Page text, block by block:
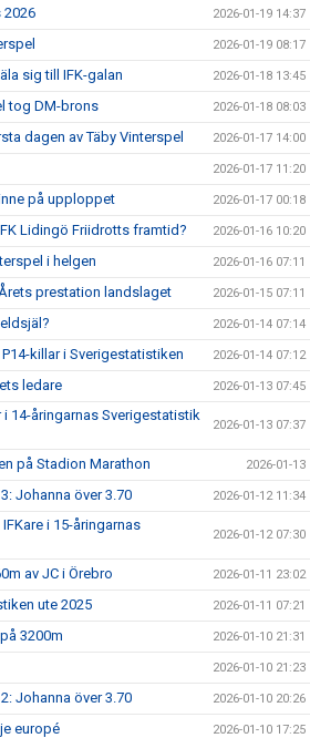
2026 2026-01-19 14:37
2026-01-19 08:17
sig till IFK-galan 2026-01-18 13:45
tog DM-brons 2026-01-18 08:03
dagen av Täby Vinterspel 2026-01-17 14:00
2026-01-17 11:20
på upploppet 2026-01-17 00:18
Lidingö Friidrotts framtid? 2026-01-16 10:20
i helgen 2026-01-16 07:11
prestation landslaget 2026-01-15 07:11
2026-01-14 07:14
killar i Sverigestatistiken 2026-01-14 07:12
ledare 2026-01-13 07:45
14-åringarnas Sverigestatistik
2026-01-13 07:37
på Stadion Marathon 2026-01-13
Johanna över 3.70 2026-01-12 11:34
i 15-åringarnas
2026-01-12 07:30
av JC i Örebro 2026-01-11 23:02
ute 2025 2026-01-11 07:21
3200m 2026-01-10 21:31
2026-01-10 21:23
Johanna över 3.70 2026-01-10 20:26
europé 2026-01-10 17:25